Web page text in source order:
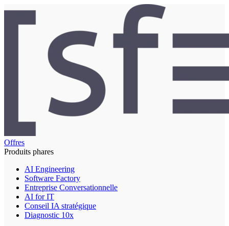
Offres
Produits phares
AI Engineering
Software Factory
Entreprise Conversationnelle
AI for IT
Conseil IA stratégique
Diagnostic 10x